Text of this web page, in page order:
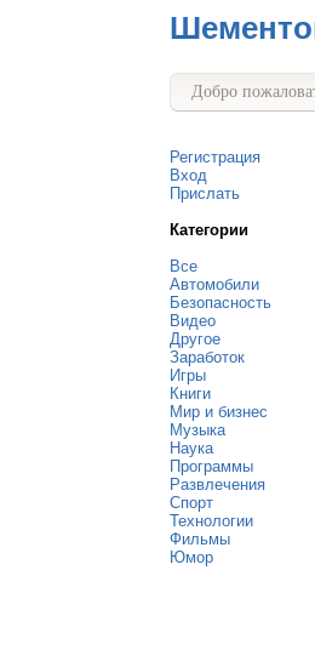
Добро
Регистрация
Вход
Прислать
Категории
Все
Автомобили
Безопасность
Видео
Другое
Заработок
Игры
Книги
Мир и бизнес
Музыка
Наука
Программы
Развлечения
Спорт
Технологии
Фильмы
Юмор